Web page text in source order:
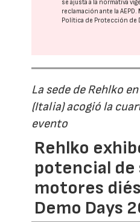
se ajusta a la normativa
reclamación ante laAEPD.
Política de Protección de
La sede de Rehlko
(Italia) acogió la
evento
Rehlko
potencial de
motores
Demo Days